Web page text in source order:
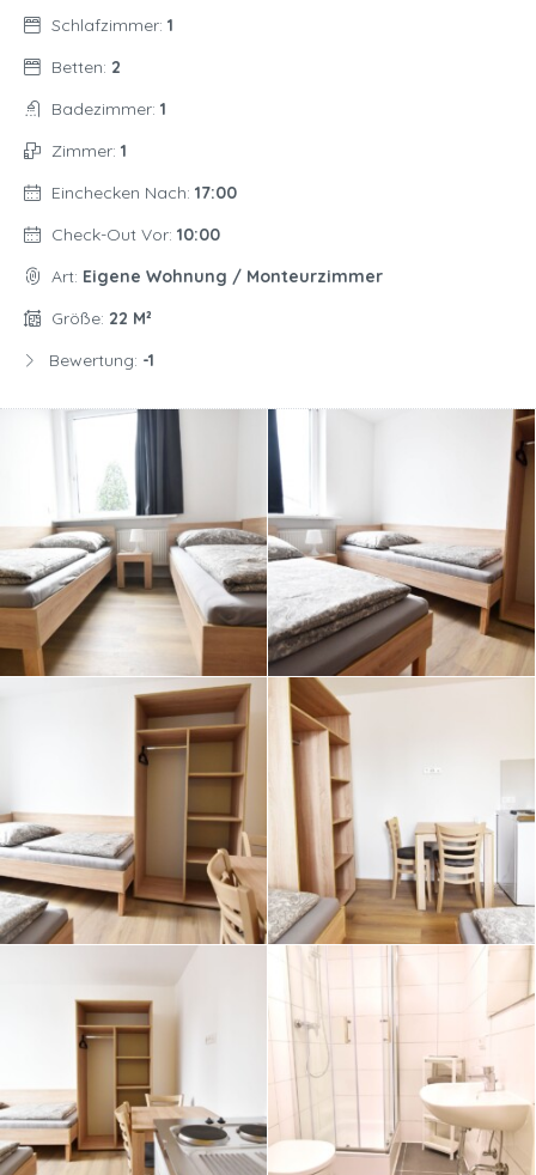
Schlafzimmer: 1
Betten: 2
Badezimmer: 1
Zimmer: 1
Einchecken Nach: 17:00
Check-Out Vor: 10:00
Art: Eigene Wohnung / Monteurzimmer
Größe: 22 M²
Bewertung: -1